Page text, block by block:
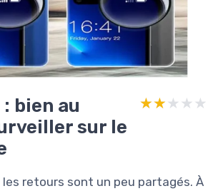
bien au
sur le
★★★★★
★★★★★
retours sont un peu partagés. À